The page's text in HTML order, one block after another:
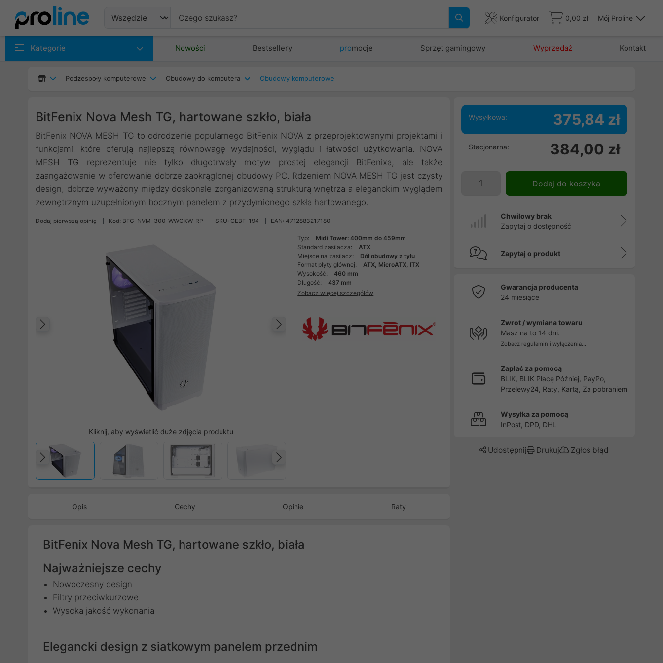
Konfigurator 0,00 zł Mój Proline
Kategorie Nowości Bestsellery promocje Sprzęt gamingowy Wyprzedaż Kontakt
Podzespoły komputerowe Obudowy do komputera Obudowy komputerowe
BitFenix Nova Mesh TG, hartowane szkło, biała
BitFenix NOVA MESH TG to odrodzenie popularnego BitFenix NOVA z przeprojektowanymi projektami i
funkcjami, które oferują najlepszą równowagę wydajności, wyglądu i łatwości użytkowania. NOVA
MESH TG reprezentuje nie tylko długotrwały motyw prostej elegancji BitFenixa, ale także
zaangażowanie w oferowanie dobrze zaokrąglonej obudowy PC. Rdzeniem NOVA MESH TG jest czysty
design, dobrze wyważony między doskonale zorganizowaną strukturą wnętrza a eleganckim wyglądem
zewnętrznym uzupełnionym bocznym panelem z przydymionego szkła hartowanego.
Dodaj pierwszą opinię Kod: BFC-NVM-300-WWGKW-RP SKU: GEBF-194 EAN: 4712883217180
Następny
Poprzedni
Kliknij, aby wyświetlić duże zdjęcia produktu
Poprzedni
Typ:
Midi Tower: 400mm do 459mm
Standard zasilacza:
ATX
Miejsce na zasilacz:
Dół obudowy z tyłu
Format płyty głównej:
ATX, MicroATX, ITX
Wysokość:
460 mm
Długość:
437 mm
Zobacz więcej szczegółów
Opis Cechy Opinie Raty
BitFenix Nova Mesh TG, hartowane szkło, biała
Najważniejsze cechy
Nowoczesny design
Filtry przeciwkurzowe
Wysoka jakość wykonania
Elegancki design z siatkowym panelem przednim
Wysyłkowa: 375,84 zł
Stacjonarna: 384,00 zł
Dodaj do koszyka
Chwilowy brak
Zapytaj o dostępność
Zapytaj o produkt
Gwarancja producenta
24 miesiące
Zwrot / wymiana towaru
Masz na to 14 dni.
Zobacz regulamin i wyłączenia...
Zapłać za pomocą
BLIK, BLIK Płacę Później, PayPo,
Przelewy24, Raty, Kartą, Za pobraniem
Wysyłka za pomocą
InPost, DPD, DHL
Udostępnij Drukuj Zgłoś błąd